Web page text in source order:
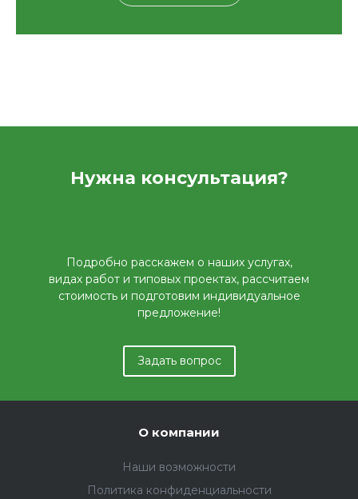
Нужна консультация?
Подробно расскажем о наших услугах,
видах работ и типовых проектах, рассчитаем
стоимость и подготовим индивидуальное
предложение!
Задать вопрос
О компании
Наши возможности
Политика конфиденциальности